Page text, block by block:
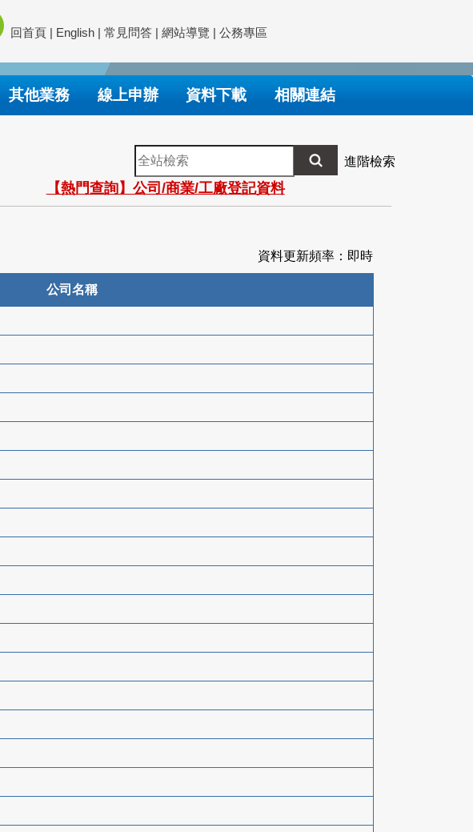
回首頁 | English | 常見問答 | 網站導覽 | 公務專區
其他業務 線上申辦 資料下載 相關連結
全
站
檢
索
進階檢索
【熱門查詢】公司/商業/工廠登記資料
資料更新頻率：即時
公司名稱